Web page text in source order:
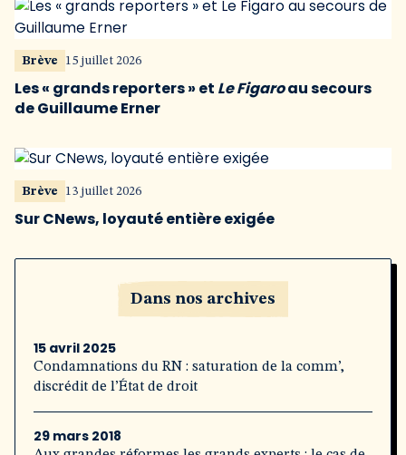
Brève 15 juillet 2026
Les « grands reporters » et Le Figaroau secours
de Guillaume Erner
Brève 13 juillet 2026
Sur CNews, loyauté entière exigée
Dans nos archives
15 avril 2025
Condamnations du RN : saturation de la comm’,
discrédit de l’État de droit
29 mars 2018